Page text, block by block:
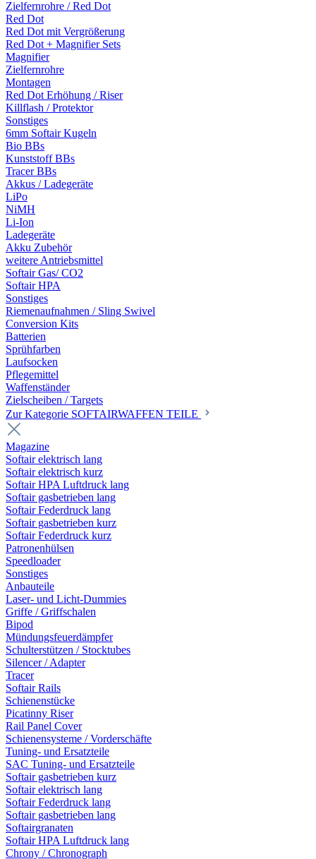
Zielfernrohre / Red Dot
Red Dot
Red Dot mit Vergrößerung
Red Dot + Magnifier Sets
Magnifier
Zielfernrohre
Montagen
Red Dot Erhöhung / Riser
Killflash / Protektor
Sonstiges
6mm Softair Kugeln
Bio BBs
Kunststoff BBs
Tracer BBs
Akkus / Ladegeräte
LiPo
NiMH
Li-Ion
Ladegeräte
Akku Zubehör
weitere Antriebsmittel
Softair Gas/ CO2
Softair HPA
Sonstiges
Riemenaufnahmen / Sling Swivel
Conversion Kits
Batterien
Sprühfarben
Laufsocken
Pflegemittel
Waffenständer
Zielscheiben / Targets
Zur Kategorie SOFTAIRWAFFEN TEILE
Magazine
Softair elektrisch lang
Softair elektrisch kurz
Softair HPA Luftdruck lang
Softair gasbetrieben lang
Softair Federdruck lang
Softair gasbetrieben kurz
Softair Federdruck kurz
Patronenhülsen
Speedloader
Sonstiges
Anbauteile
Laser- und Licht-Dummies
Griffe / Griffschalen
Bipod
Mündungsfeuerdämpfer
Schulterstützen / Stocktubes
Silencer / Adapter
Tracer
Softair Rails
Schienenstücke
Picatinny Riser
Rail Panel Cover
Schienensysteme / Vorderschäfte
Tuning- und Ersatzteile
SAC Tuning- und Ersatzteile
Softair gasbetrieben kurz
Softair elektrisch lang
Softair Federdruck lang
Softair gasbetrieben lang
Softairgranaten
Softair HPA Luftdruck lang
Chrony / Chronograph